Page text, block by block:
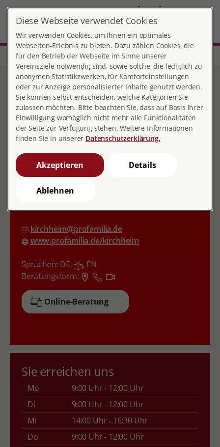
DE
Start Baden-Württemberg Beratungsstelle Kirchheim
Beratungsstelle Kirchheim
unter Teck
Kontakt
73230 Kirchheim
07021 3697
kirchheim@profamilia.de
www.profamilia.de/kirchheim
Sprachen: DE, , EN
Beratungsform:
Online-Beratung
Sie erreichen uns
Mo
9:00 Uhr - 12:00 Uhr
Di
9:00 Uhr - 12:00 Uhr
Mi
14:00 Uhr - 16:30 Uhr
Do
9:00 Uhr - 12:00 Uhr
Diese Webseite verwendet Cookies
Wir verwenden Cookies, um Ihnen ein optimales
Webseiten-Erlebnis zu bieten. Dazu zählen Cookies, die
für den Betrieb der Webseite im Sinne unserer
Vereinsziele notwendig sind, sowie solche, die lediglich zu
anonymen Statistikzwecken, für Komforteinstellungen
oder zur Anzeige personalisierter Inhalte genutzt werden.
Sie können selbst entscheiden, welche Kategorien Sie
zulassen möchten. Bitte beachten Sie, dass auf Basis Ihrer
Einwilligung womöglich nicht mehr alle Funktionalitäten
der Seite zur Verfügung stehen. Weitere Informationen
finden Sie in unserer Datenschutzerklärung.
Akzeptieren Details
Ablehnen